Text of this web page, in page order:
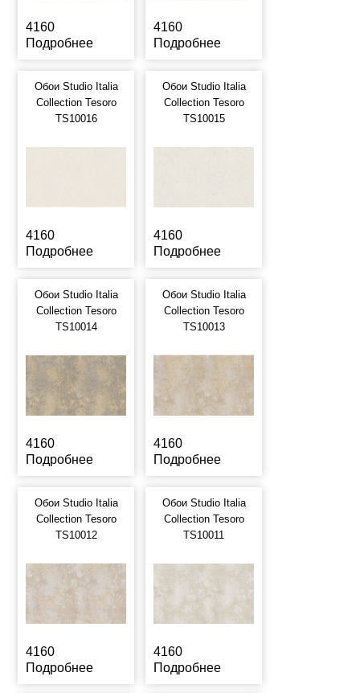
4160
Подробнее
4160
Подробнее
Обои Studio Italia
Collection Tesoro
TS10016
4160
Подробнее
Обои Studio Italia
Collection Tesoro
TS10015
4160
Подробнее
Обои Studio Italia
Collection Tesoro
TS10014
4160
Подробнее
Обои Studio Italia
Collection Tesoro
TS10013
4160
Подробнее
Обои Studio Italia
Collection Tesoro
TS10012
4160
Подробнее
Обои Studio Italia
Collection Tesoro
TS10011
4160
Подробнее